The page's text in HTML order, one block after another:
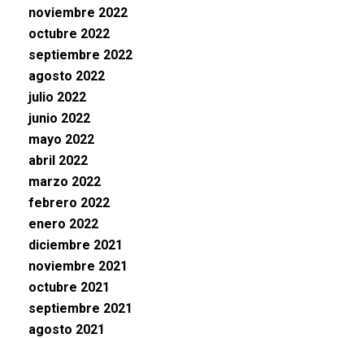
noviembre 2022
octubre 2022
septiembre 2022
agosto 2022
julio 2022
junio 2022
mayo 2022
abril 2022
marzo 2022
febrero 2022
enero 2022
diciembre 2021
noviembre 2021
octubre 2021
septiembre 2021
agosto 2021